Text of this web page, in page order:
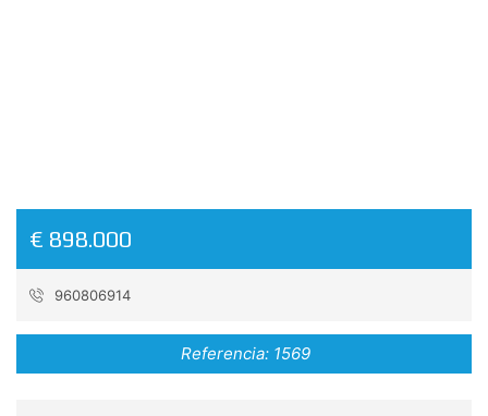
€ 898.000
960806914
Referencia: 1569